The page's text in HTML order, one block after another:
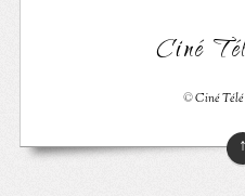
Ciné
©Ciné
↑